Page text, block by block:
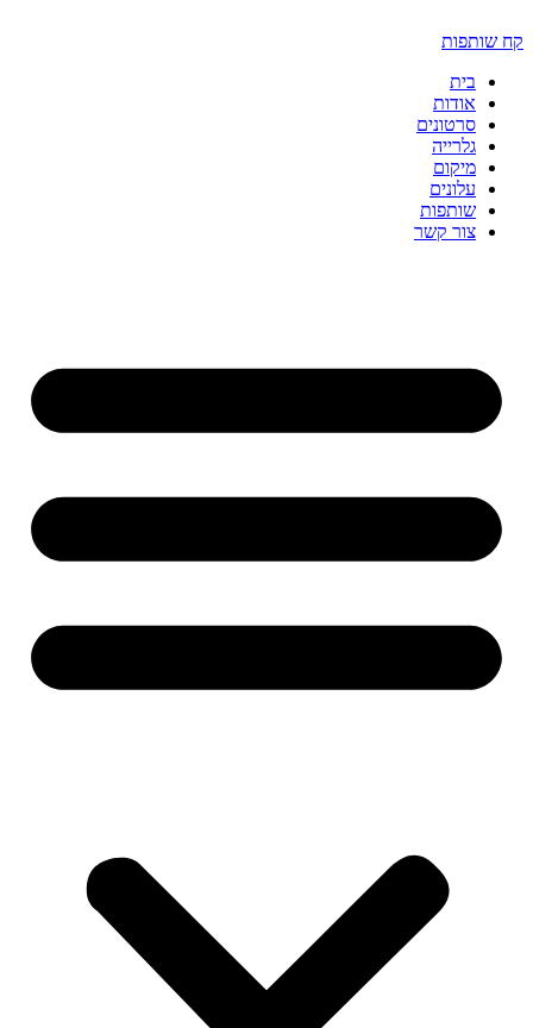
לתוכן
קח שותפות
בית
אודות
סרטונים
גלרייה
מיקום
עלונים
שותפות
צור קשר